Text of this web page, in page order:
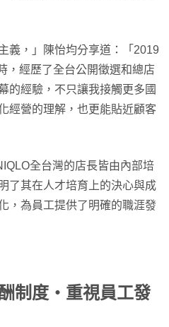
義，」陳怡均分享道：「2019
，經歷了全台公開徵選和總店
的經驗，不只讓我接觸更多國
經營的理解，也更能貼近顧客
全台灣的店長皆由內部培
了其在人才培育上的決心與成
，為員工提供了明確的職涯發
制度・重視員工發